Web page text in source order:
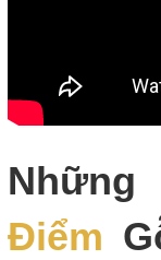
Những
Điểm